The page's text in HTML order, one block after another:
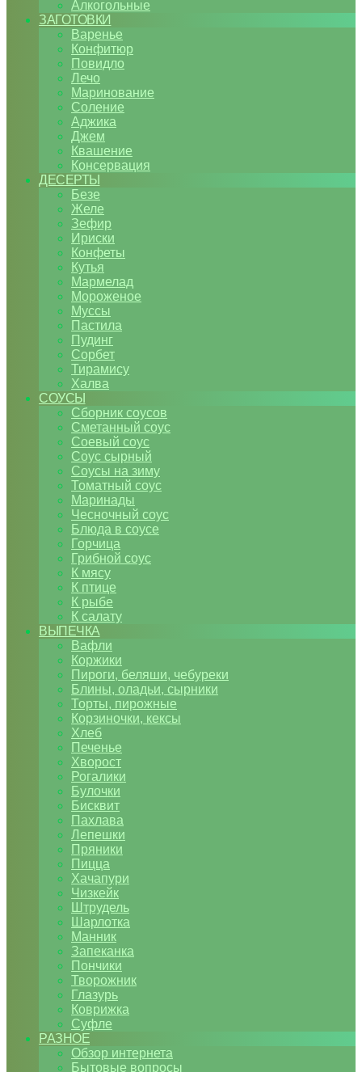
Алкогольные
ЗАГОТОВКИ
Варенье
Конфитюр
Повидло
Лечо
Маринование
Соление
Аджика
Джем
Квашение
Консервация
ДЕСЕРТЫ
Безе
Желе
Зефир
Ириски
Конфеты
Кутья
Мармелад
Мороженое
Муссы
Пастила
Пудинг
Сорбет
Тирамису
Халва
СОУСЫ
Сборник соусов
Сметанный соус
Соевый соус
Соус сырный
Соусы на зиму
Томатный соус
Маринады
Чесночный соус
Блюда в соусе
Горчица
Грибной соус
К мясу
К птице
К рыбе
К салату
ВЫПЕЧКА
Вафли
Коржики
Пироги, беляши, чебуреки
Блины, оладьи, сырники
Торты, пирожные
Корзиночки, кексы
Хлеб
Печенье
Хворост
Рогалики
Булочки
Бисквит
Пахлава
Лепешки
Пряники
Пицца
Хачапури
Чизкейк
Штрудель
Шарлотка
Манник
Запеканка
Пончики
Творожник
Глазурь
Коврижка
Суфле
РАЗНОЕ
Обзор интернета
Бытовые вопросы